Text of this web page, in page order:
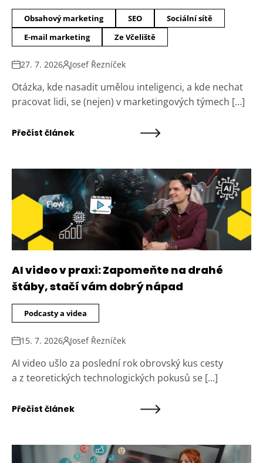
Obsahový marketing SEO
Sociální sítě
E-mail marketing
Ze Včeliště
27. 7. 2026 Josef Řezníček
Otázka, kde nasadit umělou inteligenci, a kde nechat
pracovat lidi, se (nejen) v marketingových týmech […]
Přečíst článek
AI video v praxi: Zapomeňte na drahé
štáby, stačí vám dobrý nápad
Podcasty a videa
15. 7. 2026 Josef Řezníček
AI video ušlo za poslední rok obrovský kus cesty
a z teoretických technologických pokusů se […]
Přečíst článek